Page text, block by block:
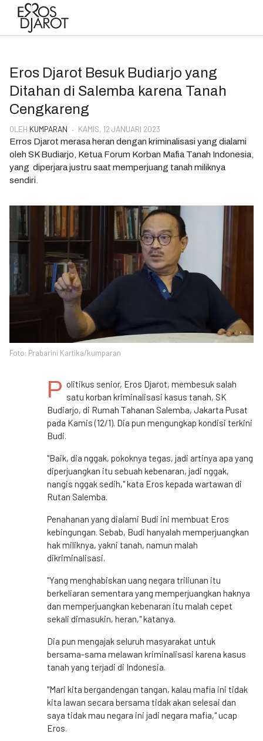
Eros Djarot Besuk Budiarjo yang
Ditahan di Salemba karena Tanah
Cengkareng
OLEH KUMPARAN KAMIS, 12 JANUARI 2023
Erros Djarot merasa heran dengan kriminalisasi yang dialami
oleh SK Budiarjo, Ketua Forum Korban Mafia Tanah Indonesia,
yang diperjara justru saat memperjuang tanah miliknya
sendiri.
Foto: Prabarini Kartika/kumparan
P olitikus senior, Eros Djarot, membesuk salah
satu korban kriminalisasi kasus tanah, SK
Budiarjo, di Rumah Tahanan Salemba, Jakarta Pusat
pada Kamis (12/1). Dia pun mengungkap kondisi terkini
Budi.
"Baik, dia nggak, pokoknya tegas, jadi artinya apa yang
diperjuangkan itu sebuah kebenaran, jadi nggak,
nangis nggak sedih," kata Eros kepada wartawan di
Rutan Salemba.
Penahanan yang dialami Budi ini membuat Eros
kebingungan. Sebab, Budi hanyalah memperjuangkan
hak miliknya, yakni tanah, namun malah
dikriminalisasi.
"Yang menghabiskan uang negara triliunan itu
berkeliaran sementara yang memperjuangkan haknya
dan memperjuangkan kebenaran itu malah cepet
sekali dimasukin, heran," katanya.
Dia pun mengajak seluruh masyarakat untuk
bersama-sama melawan kriminalisasi karena kasus
tanah yang terjadi di Indonesia.
"Mari kita bergandengan tangan, kalau mafia ini tidak
kita lawan secara bersama tidak akan selesai dan
saya tidak mau negara ini jadi negara mafia," ucap
Eros.